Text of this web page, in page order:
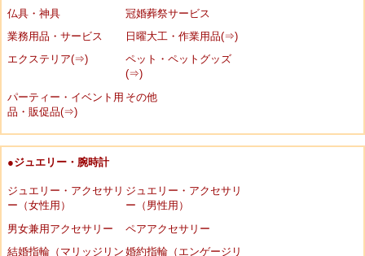
仏具・神具
冠婚葬祭サービス
業務用品・サービス
日曜大工・作業用品(⇒)
エクステリア(⇒)
ペット・ペットグッズ
(⇒)
パーティー・イベント用
品・販促品(⇒)
その他
●ジュエリー・腕時計
ジュエリー・アクセサリ
ー（女性用）
ジュエリー・アクセサリ
ー（男性用）
男女兼用アクセサリー
ペアアクセサリー
結婚指輪（マリッジリン 婚約指輪（エンゲージリ